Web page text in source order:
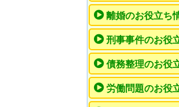
離婚のお役立ち
刑事事件のお役
債務整理のお役
労働問題のお役